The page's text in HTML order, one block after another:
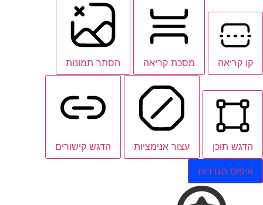
קו קריאה מסכת קריאה הסתר תמונות
הדגש תוכן עצור אנימציות הדגש קישורים
איפוס הגדרות